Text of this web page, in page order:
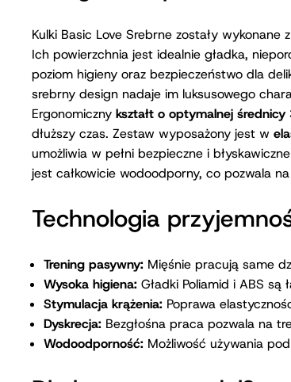
Design i
Kulki Basic Love Srebrne zostały
Ich powierzchnia jest idealnie gładka,
poziom higieny oraz bezpieczeństwo dla
srebrny design nadaje im luksusowego
Ergonomicznykształt o optymalnej
dłuższy czas. Zestaw wyposażony jest w
jest całkowicie wodoodporny, co pozwala
Technologia
Trening pasywny:Mięśnie pracują same
Wysoka higiena:Gładki Poliamid i ABS są
Stymulacja krążenia:Poprawa